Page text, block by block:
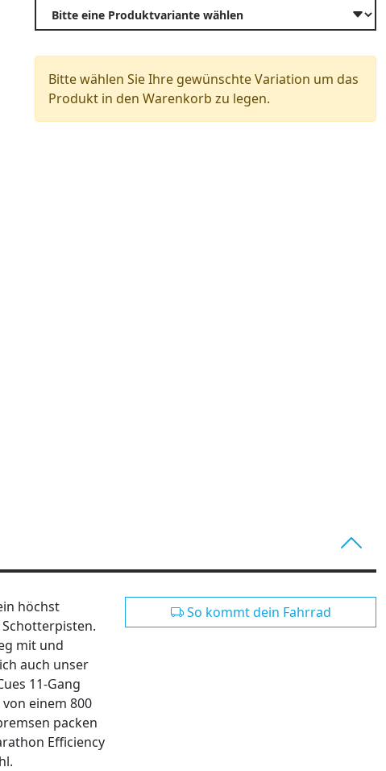
Bitte wählen Sie Ihre gewünschte Variation um das
Produkt in den Warenkorb zu legen.
höchst
mit und
auch unser
11-Gang
einem 800
packen
Efficiency
So kommt dein Fahrrad